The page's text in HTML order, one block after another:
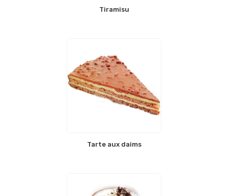
Tiramisu
Tarte aux daims